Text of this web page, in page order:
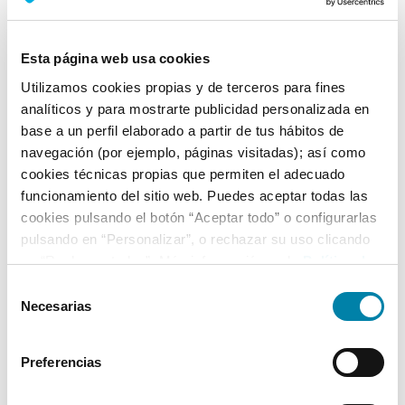
Esta página web usa cookies
Utilizamos cookies propias y de terceros para fines
analíticos y para mostrarte publicidad personalizada en
base a un perfil elaborado a partir de tus hábitos de
navegación (por ejemplo, páginas visitadas); así como
cookies técnicas propias que permiten el adecuado
funcionamiento del sitio web. Puedes aceptar todas las
cookies pulsando el botón “Aceptar todo” o configurarlas
pulsando en “Personalizar”, o rechazar su uso clicando
en “Rechazar todas”. Más información en laPolítica de
Necesarias
Preferencias
Equipamiento*
Ficha técnica
Exterior
Interior
Seguridad
Multimedia